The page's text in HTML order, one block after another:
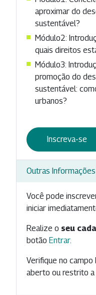
aproximar do
sustentável?
Módulo2:
quais direitos
Módulo3:
promoção do
sustentável:
urbanos?
Inscreva-se
Outras Informações
Você pode
iniciar
Realize o seu
botão Entrar.
Verifique no
aberto ou restrito a